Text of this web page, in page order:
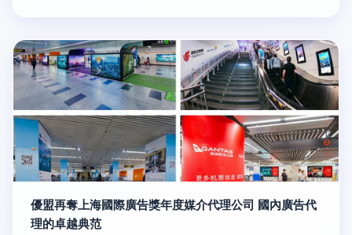
優盟再奪上海國際廣告獎年度媒介代理公司 國內廣告代
理的卓越典范